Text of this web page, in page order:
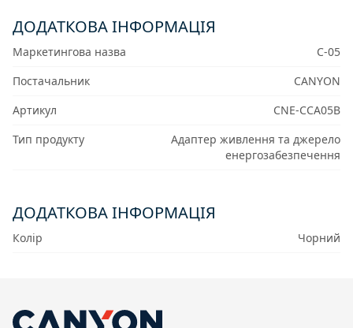
ДОДАТКОВА ІНФОРМАЦІЯ
Маркетингова назва
C-05
Постачальник
CANYON
Артикул
CNE-CCA05B
Тип продукту
Адаптер живлення та джерело
енергозабезпечення
ДОДАТКОВА ІНФОРМАЦІЯ
Колір Чорний